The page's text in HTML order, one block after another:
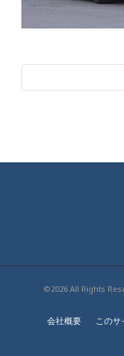
©2026 All Rights
会社概要 このサ